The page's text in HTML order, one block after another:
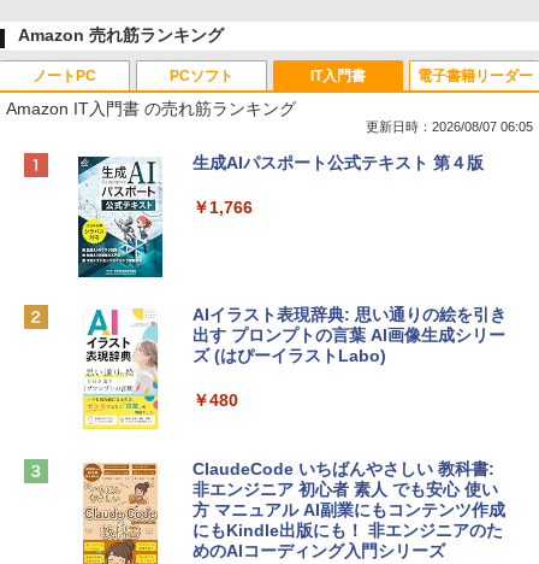
Amazon 売れ筋ランキング
ノートPC
Apple 2026 MacBook Neo A18 Proチッ
e Intelligence、Liquid Retinaディスプ
￥162,598
tomtoc 360°保護 15.6 16インチ パソコ
￥2,952
Apple 2026 MacBook Air M5チップ搭載
PCソフト
Robloxギフトカード - 800 Robux 【限
インゲームコード】 ロブロックス | オン
Microsoft Office Home & Business 202
4(最新 永続版)|オンラインコード版|Wind
Robloxギフトカード - 2,000 Robux 【限
定バーチャルアイテムを含む】 【オンラ
インゲームコード】 ロブロックス | オン
ラインコード版
IT入門書
Amazon IT入門書 の売れ筋ランキング
更新日時：2026/08/07 06:05
生成AIパスポート公式テキスト 第４版
￥1,766
AIイラスト表現辞典: 思い通りの絵を引き
出す プロンプトの言葉 AI画像生成シリー
ズ (はぴーイラストLabo)
￥480
ClaudeCode いちばんやさしい 教科書:
非エンジニア 初心者 素人 でも安心 使い
方 マニュアル AI副業にもコンテンツ作成
にもKindle出版にも！ 非エンジニアのた
めのAIコーディング入門シリーズ
電子書籍リーダー